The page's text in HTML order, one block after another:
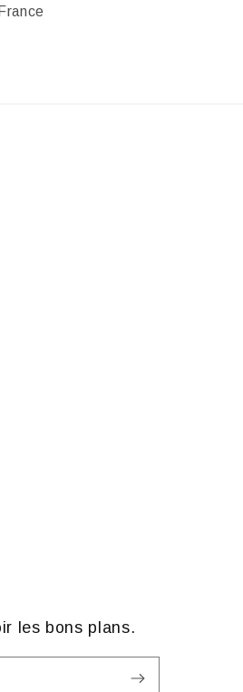
les bons plans.